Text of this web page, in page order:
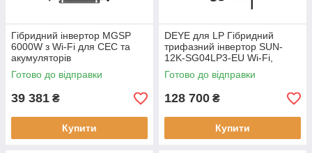
Гібридний інвертор MGSP
6000W з Wi-Fi для СЕС та
акумуляторів
Готово до відправки
39 381 ₴
Купити
DEYE для LP Гібридний
трифазний інвертор SUN-
12K-SG04LP3-EU Wi-Fi,
потужність 12 кВт
Готово до відправки
128 700 ₴
Купити